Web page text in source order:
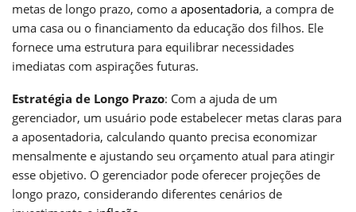
metas de longo prazo, como a aposentadoria, a compra de
uma casa ou o financiamento da educação dos filhos. Ele
fornece uma estrutura para equilibrar necessidades
imediatas com aspirações futuras.
Estratégia de Longo Prazo: Com a ajuda de um
gerenciador, um usuário pode estabelecer metas claras para
a aposentadoria, calculando quanto precisa economizar
mensalmente e ajustando seu orçamento atual para atingir
esse objetivo. O gerenciador pode oferecer projeções de
longo prazo, considerando diferentes cenários de